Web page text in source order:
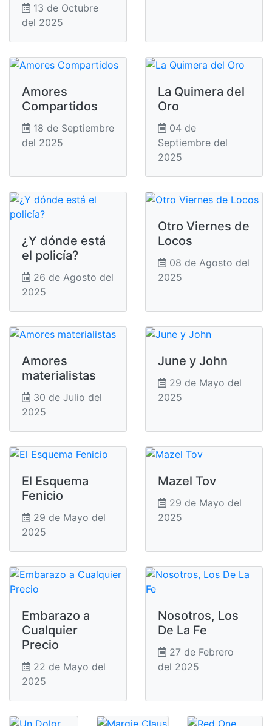
13 de Octubre
del 2025
Amores
Compartidos
18 de Septiembre
del 2025
La Quimera del
Oro
04 de
Septiembre del
2025
¿Y dónde está
el policía?
26 de Agosto del
2025
Otro Viernes de
Locos
08 de Agosto del
2025
Amores
materialistas
30 de Julio del
2025
June y John
29 de Mayo del
2025
El Esquema
Fenicio
29 de Mayo del
2025
Mazel Tov
29 de Mayo del
2025
Embarazo a
Cualquier
Precio
22 de Mayo del
2025
Nosotros, Los
De La Fe
27 de Febrero
del 2025